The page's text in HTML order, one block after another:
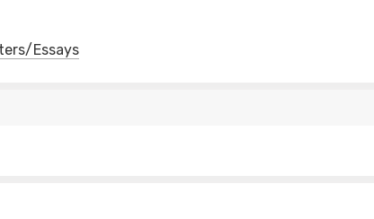
Essays